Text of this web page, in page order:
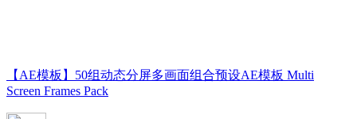
【AE模板】50组动态分屏多画面组合预设AE模板 Multi
Screen Frames Pack